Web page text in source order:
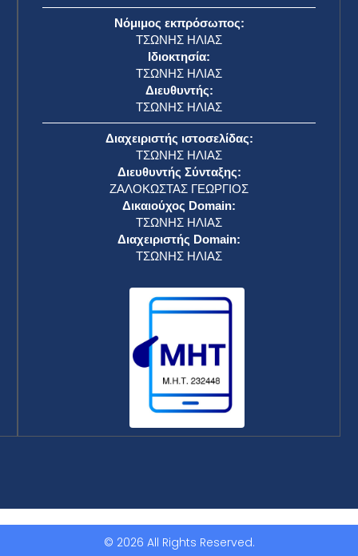
Νόμιμος εκπρόσωπος:
ΤΣΩΝΗΣ ΗΛΙΑΣ
Ιδιοκτησία:
ΤΣΩΝΗΣ ΗΛΙΑΣ
Διευθυντής:
ΤΣΩΝΗΣ ΗΛΙΑΣ
Διαχειριστής ιστοσελίδας:
ΤΣΩΝΗΣ ΗΛΙΑΣ
Διευθυντής Σύνταξης:
ΖΑΛΟΚΩΣΤΑΣ ΓΕΩΡΓΙΟΣ
Δικαιούχος Domain:
ΤΣΩΝΗΣ ΗΛΙΑΣ
Διαχειριστής Domain:
ΤΣΩΝΗΣ ΗΛΙΑΣ
© 2026 All Rights Reserved.